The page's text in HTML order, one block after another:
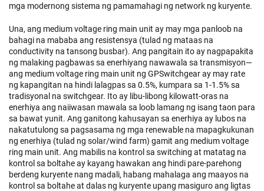
mga modernong sistema ng pamamahagi ng network ng kuryente.
Una, ang medium voltage ring main unit ay may mga panloob na
bahagi na mababa ang resistensya (tulad ng mataas na
conductivity na tansong busbar). Ang pangitain ito ay nagpapakita
ng malaking pagbawas sa enerhiyang nawawala sa transmisyon—
ang medium voltage ring main unit ng GPSwitchgear ay may rate
ng kapangitan na hindi lalagpas sa 0.5%, kumpara sa 1-1.5% sa
tradisyonal na switchgear. Ito ay libu-libong kilowatt-oras na
enerhiya ang naiiwasan mawala sa loob lamang ng isang taon para
sa bawat yunit. Ang ganitong kahusayan sa enerhiya ay lubos na
nakatutulong sa pagsasama ng mga renewable na mapagkukunan
ng enerhiya (tulad ng solar/wind farm) gamit ang medium voltage
ring main unit. Ang mabilis na kontrol sa switching at matatag na
kontrol sa boltahe ay kayang hawakan ang hindi pare-parehong
berdeng kuryente nang madali, habang mahalaga ang maayos na
kontrol sa boltahe at dalas ng kuryente upang masiguro ang ligtas